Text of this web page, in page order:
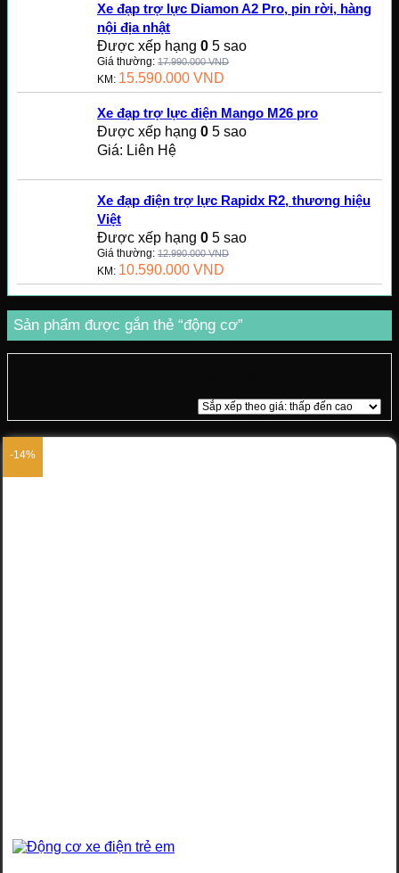
Xe đạp trợ lực Diamon A2 Pro, pin rời, hàng
nội địa nhật
Được xếp hạng 0 5 sao
Giá thường: 17.990.000VND
KM: 15.590.000 VND
Xe đạp trợ lực điện Mango M26 pro
Được xếp hạng 0 5 sao
Giá: Liên Hệ
Xe đạp điện trợ lực Rapidx R2, thương hiệu
Việt
Được xếp hạng 0 5 sao
Giá thường: 12.990.000VND
KM: 10.590.000 VND
Sản phẩm được gắn thẻ “động cơ”
-14%